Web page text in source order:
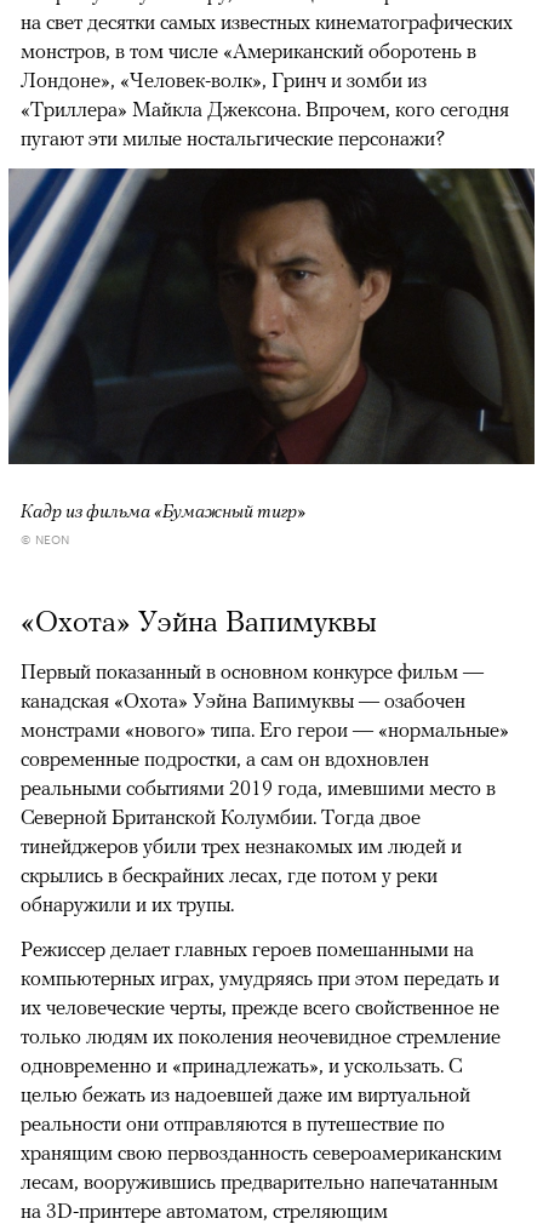
на свет десятки самых известных кинематографических
монстров, в том числе «Американский оборотень в
Лондоне», «Человек-волк», Гринч и зомби из
«Триллера» Майкла Джексона. Впрочем, кого сегодня
пугают эти милые ностальгические персонажи?
Кадр из фильма «Бумажный тигр»
© NEON
«Охота» Уэйна Вапимуквы
Первый показанный в основном конкурсе фильм —
канадская «Охота» Уэйна Вапимуквы — озабочен
монстрами «нового» типа. Его герои — «нормальные»
современные подростки, а сам он вдохновлен
реальными событиями 2019 года, имевшими место в
Северной Британской Колумбии. Тогда двое
тинейджеров убили трех незнакомых им людей и
скрылись в бескрайних лесах, где потом у реки
обнаружили и их трупы.
Режиссер делает главных героев помешанными на
компьютерных играх, умудряясь при этом передать и
их человеческие черты, прежде всего свойственное не
только людям их поколения неочевидное стремление
одновременно и «принадлежать», и ускользать. С
целью бежать из надоевшей даже им виртуальной
реальности они отправляются в путешествие по
хранящим свою первозданность североамериканским
лесам, вооружившись предварительно напечатанным
на 3D-принтере автоматом, стреляющим